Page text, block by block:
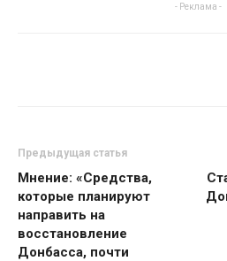
- Реклама -
Предыдущая статья
Мнение: «Средства,
которые планируют
направить на
восстановление
Донбасса, почти